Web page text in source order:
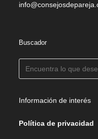
Buscador
Información de interés
Política de privacidad